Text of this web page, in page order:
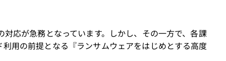
応が急務となっています。しかし、その一方で、各課
用の前提となる『ランサムウェアをはじめとする高度